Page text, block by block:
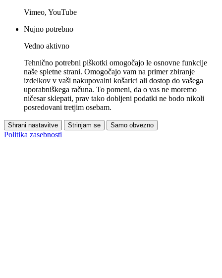
Vimeo, YouTube
Nujno potrebno
Vedno aktivno
Tehnično potrebni piškotki omogočajo le osnovne funkcije
naše spletne strani. Omogočajo vam na primer zbiranje
izdelkov v vaši nakupovalni košarici ali dostop do vašega
uporabniškega računa. To pomeni, da o vas ne moremo
ničesar sklepati, prav tako dobljeni podatki ne bodo nikoli
posredovani tretjim osebam.
Shrani nastavitve Strinjam se Samo obvezno
Politika zasebnosti